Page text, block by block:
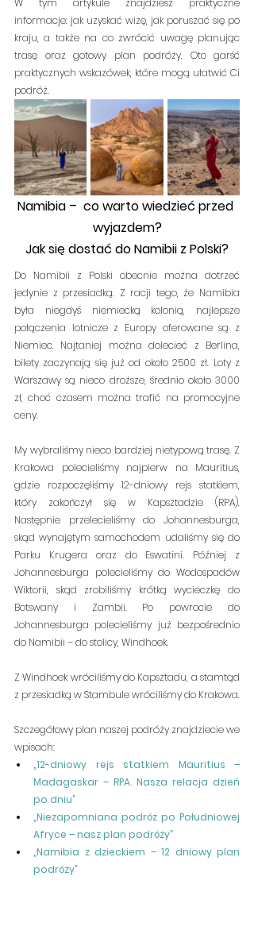
W tym artykule znajdziesz praktyczne
informacje: jak uzyskać wizę, jak poruszać się po
kraju, a także na co zwrócić uwagę planując
trasę oraz gotowy plan podróży. Oto garść
praktycznych wskazówek, które mogą ułatwić Ci
podróż.
Namibia –  co warto wiedzieć przed
wyjazdem?
Jak się dostać do Namibii z Polski?
Do Namibii z Polski obecnie można dotrzeć
jedynie z przesiadką. Z racji tego, że Namibia
była niegdyś niemiecką kolonią, najlepsze
połączenia lotnicze z Europy oferowane są z
Niemiec. Najtaniej można dolecieć z Berlina,
bilety zaczynają się już od około 2500 zł. Loty z
Warszawy są nieco droższe, średnio około 3000
zł, choć czasem można trafić na promocyjne
ceny.
My wybraliśmy nieco bardziej nietypową trasę. Z
Krakowa polecieliśmy najpierw na Mauritius,
gdzie rozpoczęliśmy 12-dniowy rejs statkiem,
który zakończył się w Kapsztadzie (RPA).
Następnie przelecieliśmy do Johannesburga,
skąd wynajętym samochodem udaliśmy się do
Parku Krugera oraz do Eswatini. Później z
Johannesburga polecieliśmy do Wodospadów
Wiktorii, skąd zrobiliśmy krótką wycieczkę do
Botswany i Zambii. Po powrocie do
Johannesburga polecieliśmy już bezpośrednio
do Namibii – do stolicy, Windhoek.
Z Windhoek wróciliśmy do Kapsztadu, a stamtąd
z przesiadką w Stambule wróciliśmy do Krakowa.
Szczegółowy plan naszej podróży znajdziecie we
wpisach:
„12-dniowy rejs statkiem Mauritius –
Madagaskar – RPA. Nasza relacja dzień
po dniu”
„Niezapomniana podróż po Południowej
Afryce – nasz plan podróży”
„Namibia z dzieckiem – 12 dniowy plan
podróży”